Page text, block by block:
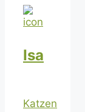
Isa
Katzen